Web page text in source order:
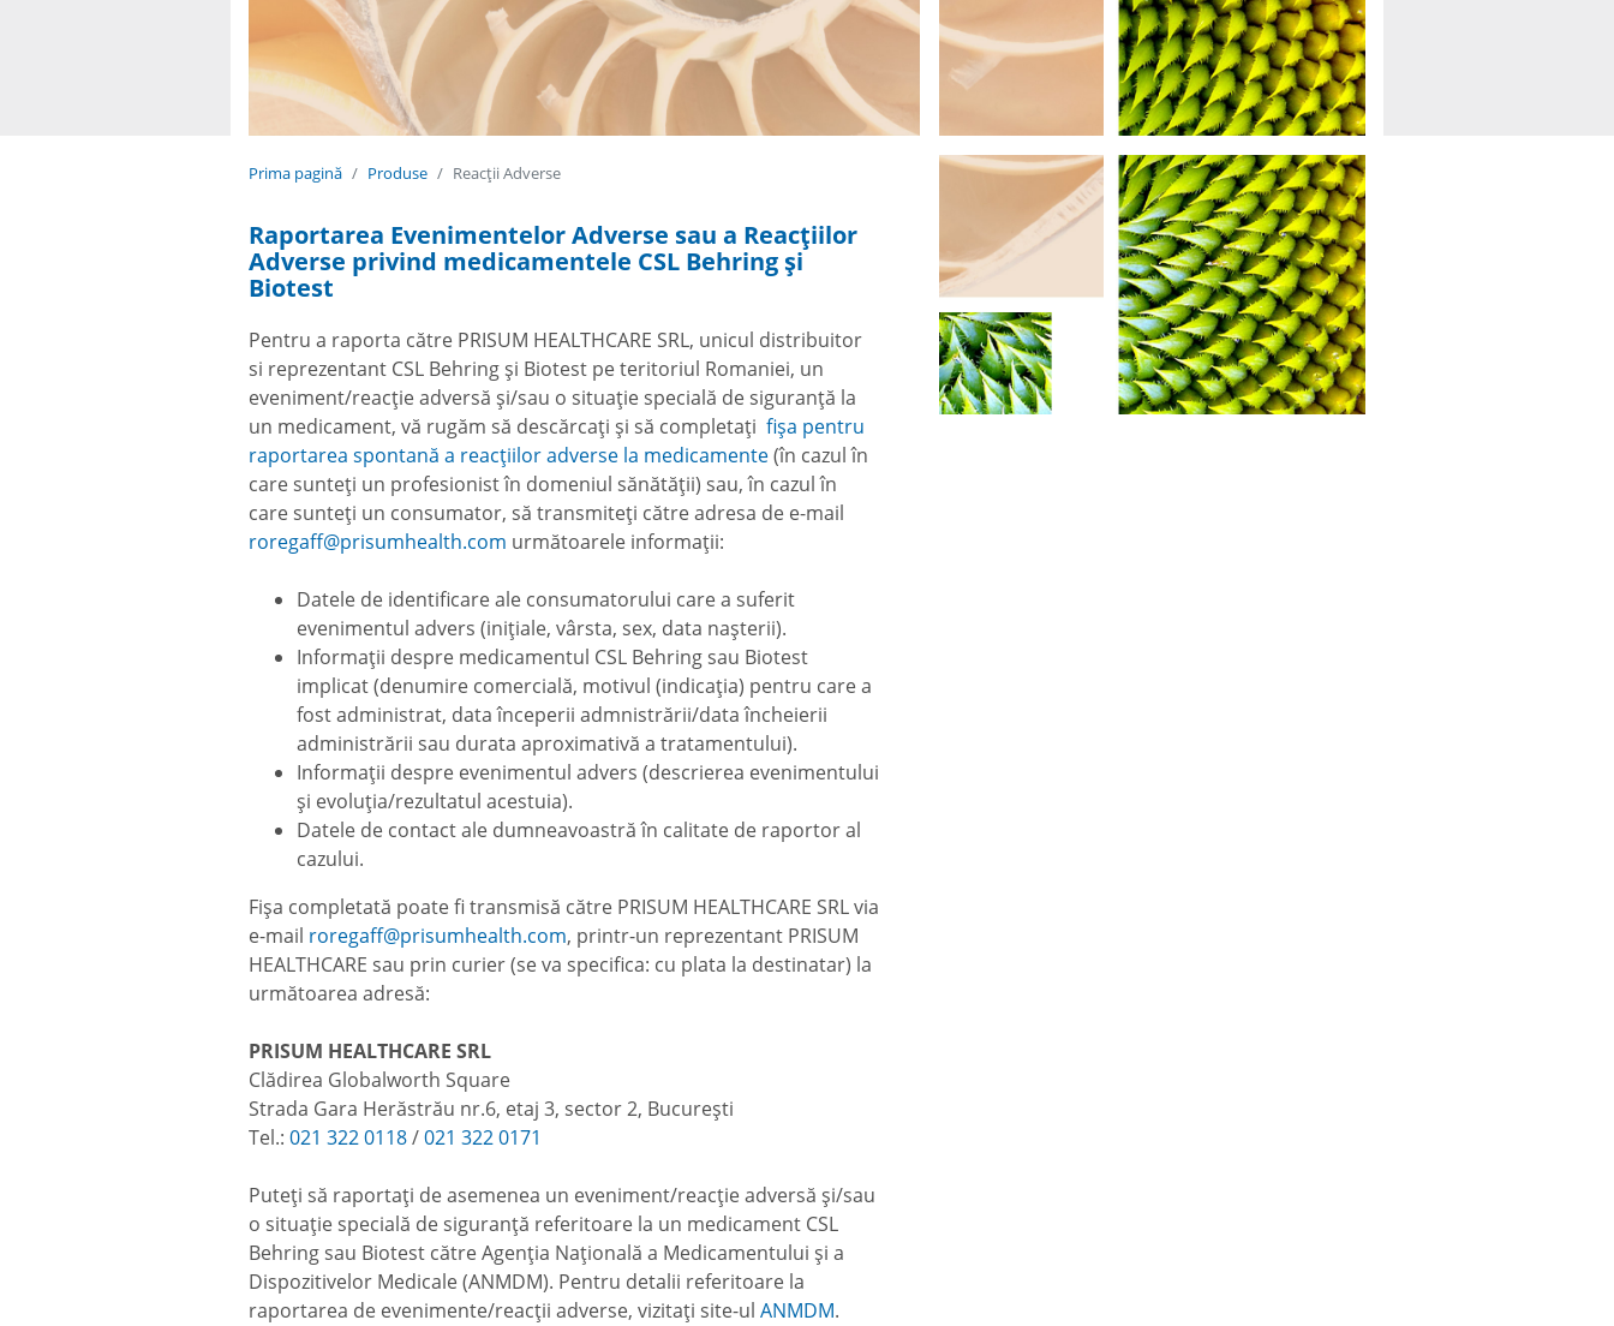
Prima pagină Produse Reacţii Adverse
Raportarea Evenimentelor Adverse sau a Reacţiilor
Adverse privind medicamentele CSL Behring și
Biotest
Pentru a raporta către PRISUM HEALTHCARE SRL, unicul distribuitor
si reprezentant CSL Behring și Biotest pe teritoriul Romaniei, un
eveniment/reacție adversă și/sau o situație specială de siguranță la
un medicament, vă rugăm să descărcați și să completați fișa pentru
raportarea spontană a reacțiilor adverse la medicamente(în cazul în
care sunteți un profesionist în domeniul sănătății) sau, în cazul în
care sunteți un consumator, să transmiteți către adresa de e-mail
roregaff@prisumhealth.com următoarele informații:
Datele de identificare ale consumatorului care a suferit
evenimentul advers (inițiale, vârsta, sex, data nașterii).
Informații despre medicamentul CSL Behring sau Biotest
implicat (denumire comercială, motivul (indicația) pentru care a
fost administrat, data începerii admnistrării/data încheierii
administrării sau durata aproximativă a tratamentului).
Informații despre evenimentul advers (descrierea evenimentului
și evoluția/rezultatul acestuia).
Datele de contact ale dumneavoastră în calitate de raportor al
cazului.
Fișa completată poate fi transmisă către PRISUM HEALTHCARE SRL via
e-mail roregaff@prisumhealth.com, printr-un reprezentant PRISUM
HEALTHCARE sau prin curier (se va specifica: cu plata la destinatar) la
următoarea adresă:
PRISUM HEALTHCARE SRL
Clădirea Globalworth Square
Strada Gara Herăstrău nr.6, etaj 3, sector 2, București
Tel.: 021 322 0118/021 322 0171
Puteți să raportați de asemenea un eveniment/reacție adversă și/sau
o situație specială de siguranță referitoare la un medicament CSL
Behring sau Biotest către Agenția Națională a Medicamentului și a
Dispozitivelor Medicale (ANMDM). Pentru detalii referitoare la
raportarea de evenimente/reacții adverse, vizitați site-ul ANMDM.